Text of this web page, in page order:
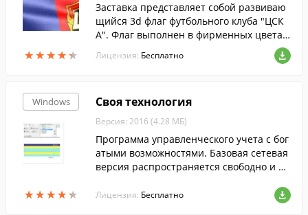
★★★★★
★★★★★
Заставка представляет собой развиваю
щийся 3d флаг футбольного клуба "ЦСК
А". Флаг выполнен в фирменных цветах
клуба. В центральной части флага распо
ложен логотип клуба.
Лицензия: Бесплатно
Windows
★★★★★
★★★★★
Своя технология
Версия: 2016 (4.28 МБ)
Программа управленческого учета с бог
атыми возможностями. Базовая сетевая
версия распространяется свободно и бе
ственный учет, отчеты Экспорт докумен
тов в 1С. Интеграция с телефонией, рас
Лицензия: Бесплатно